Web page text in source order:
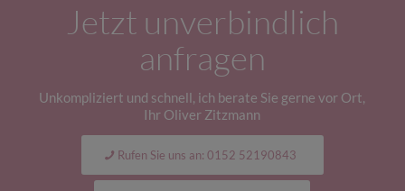
Jetzt unverbindlich
anfragen
Unkompliziert und schnell, ich berate Sie gerne vor Ort,
Ihr Oliver Zitzmann
Rufen Sie uns an: 0152 52190843